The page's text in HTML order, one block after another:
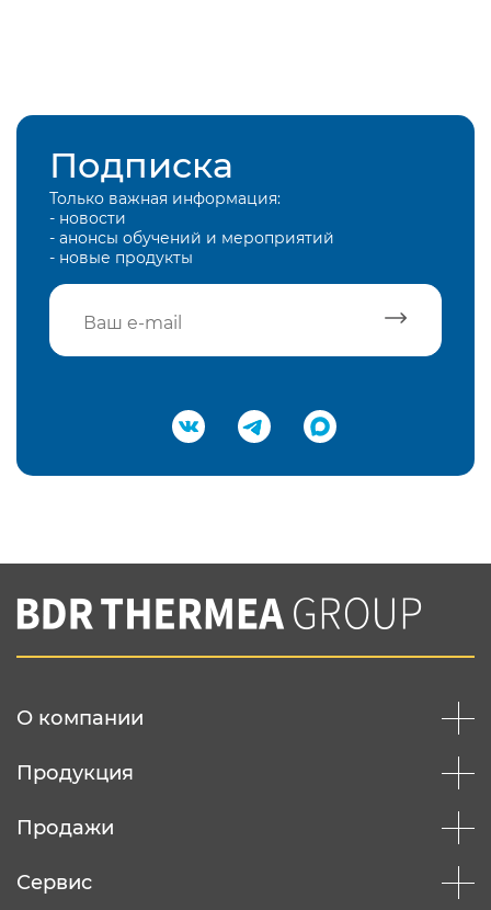
Подписка
Только важная информация:
- новости
- анонсы обучений и мероприятий
- новые продукты
Подтвердить e-mail
Вы соглашаетесь с нашей политикой
конфеденциальности
О компании
Продукция
Продажи
Сервис